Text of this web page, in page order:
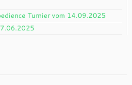
Turnier vom 14.09.2025